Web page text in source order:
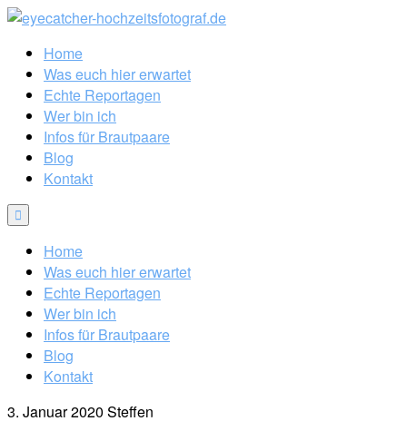
Home
Was euch hier erwartet
Echte Reportagen
Wer bin ich
Infos für Brautpaare
Blog
Kontakt
Home
Was euch hier erwartet
Echte Reportagen
Wer bin ich
Infos für Brautpaare
Blog
Kontakt
3. Januar 2020 Steffen